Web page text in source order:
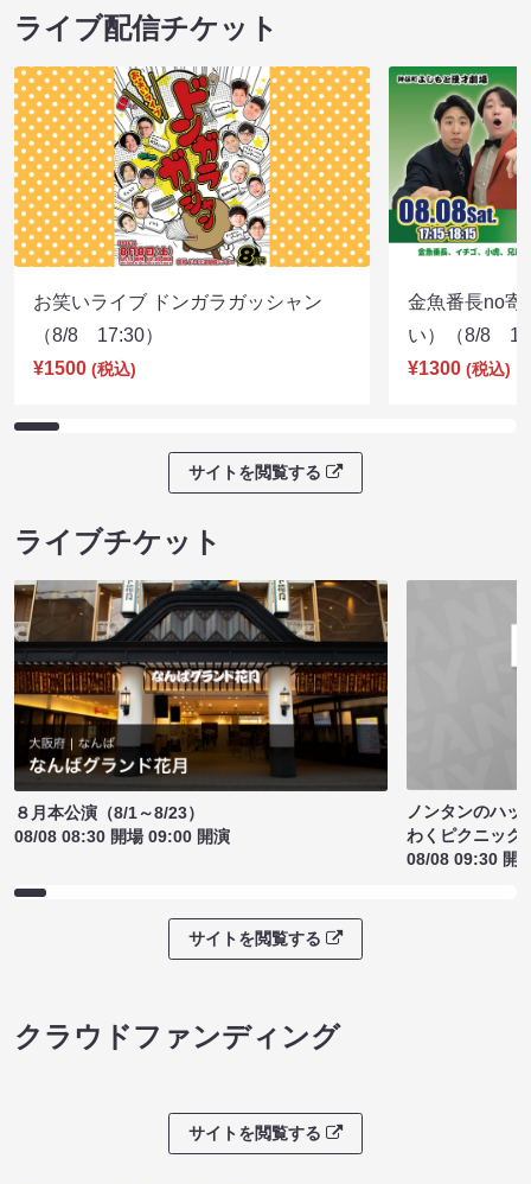
ライブ配信チケット
お笑いライブ ドンガラガッシャン
（8/8 17:30）
¥1500 (税込)
金魚番長no寄
い）（8/8
¥1300 (税込)
サイトを閲覧する
ライブチケット
８月本公演（8/1～8/23）
08/08 08:30 開場 09:00 開演
ノンタンのハッ
わくピクニック
08/08 09:30 開
サイトを閲覧する
クラウドファンディング
サイトを閲覧する